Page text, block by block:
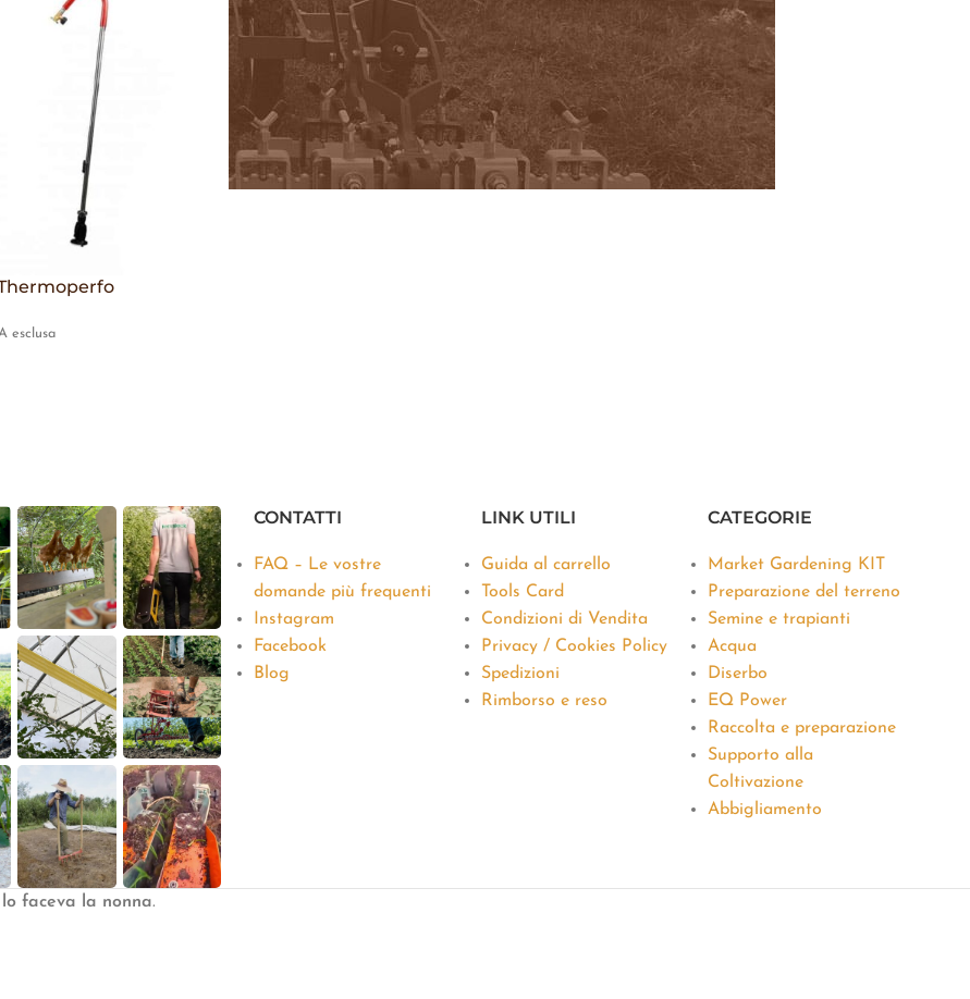
esclusa
CONTATTI
FAQ – Le vostre
domande più frequenti
Instagram
Facebook
Blog
LINK UTILI
Guida al carrello
Tools Card
Condizioni di Vendita
Privacy / Cookies Policy
Spedizioni
Rimborso e reso
CATEGORIE
Market Gardening KIT
Preparazione del terreno
Semine e trapianti
Acqua
Diserbo
EQ Power
Raccolta e preparazione
Supporto alla
Coltivazione
Abbigliamento
faceva la nonna.